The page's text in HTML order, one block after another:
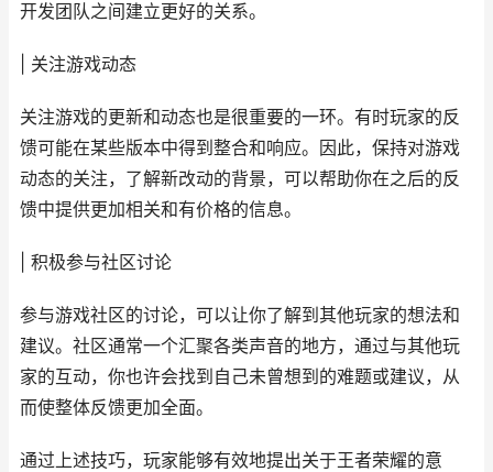
开发团队之间建立更好的关系。
| 关注游戏动态
关注游戏的更新和动态也是很重要的一环。有时玩家的反
馈可能在某些版本中得到整合和响应。因此，保持对游戏
动态的关注，了解新改动的背景，可以帮助你在之后的反
馈中提供更加相关和有价格的信息。
| 积极参与社区讨论
参与游戏社区的讨论，可以让你了解到其他玩家的想法和
建议。社区通常一个汇聚各类声音的地方，通过与其他玩
家的互动，你也许会找到自己未曾想到的难题或建议，从
而使整体反馈更加全面。
通过上述技巧，玩家能够有效地提出关于王者荣耀的意